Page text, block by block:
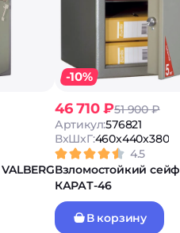
-10%
46 710 ₽51 900 ₽
Артикул:576821
ВxШxГ:460x440x380
4.5
Взломостойкий сейф
КАРАТ-46
В корзину